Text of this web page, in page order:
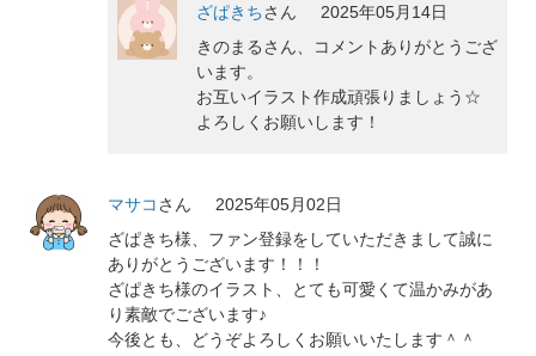
ざぱきちさん
2025年05月14日
きのまるさん、コメントありがとうござ
います。
お互いイラスト作成頑張りましょう☆
よろしくお願いします！
マサコさん
2025年05月02日
ざぱきち様、ファン登録をしていただきまして誠に
ありがとうございます！！！
ざぱきち様のイラスト、とても可愛くて温かみがあ
り素敵でございます♪
今後とも、どうぞよろしくお願いいたします＾＾